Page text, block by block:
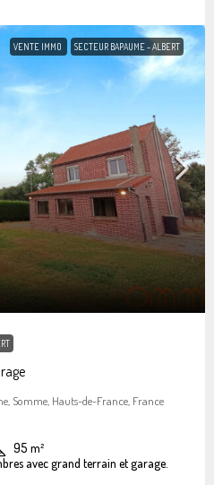
VENTE IMMO SECTEUR BAPAUME - ALBERT
Somme, Hauts-de-France, France
95 m²
avec grand terrain et garage.